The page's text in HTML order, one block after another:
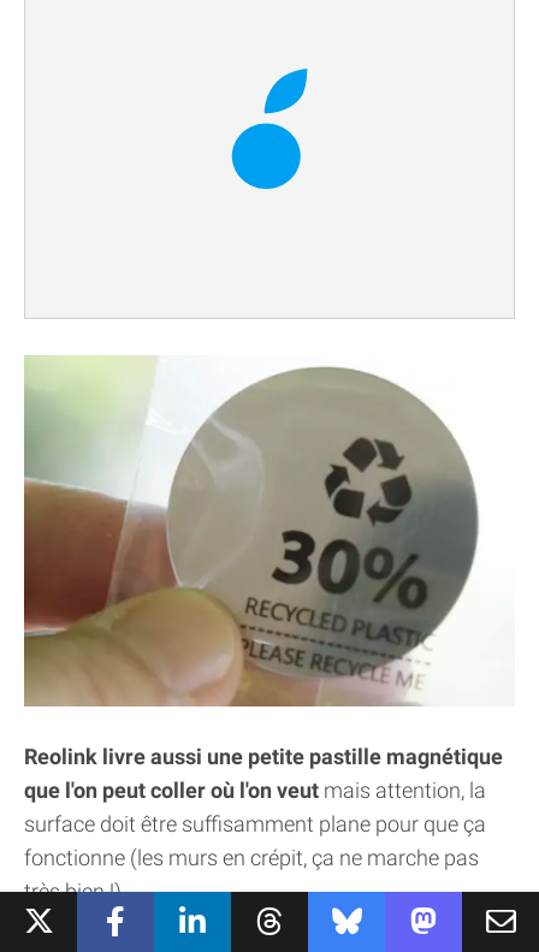
Reolink livre aussi une petite pastille magnétique
que l'on peut coller où l'on veut mais attention, la
surface doit être suffisamment plane pour que ça
fonctionne (les murs en crépit, ça ne marche pas
très bien !)